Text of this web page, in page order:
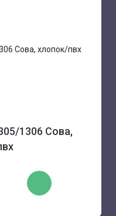
1306 Сова,
КУПИТЬ